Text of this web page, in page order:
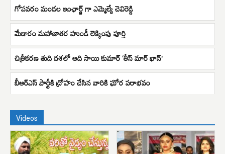
గోపవరం మండల ఇంఛార్జ్ గా ఎమ్మెల్యే చెవిరెడ్డి
మేడారం మహాజాతర హుండీ లెక్కింపు పూర్తి
చిత్రీకరణ తుది దశలో ఆది సాయి కుమార్ ‘తీస్ మార్ ఖాన్’
బీఆర్ఎస్ పార్టీకి ద్రోహం చేసిన వారికి ఘోర పరాభవం
Videos